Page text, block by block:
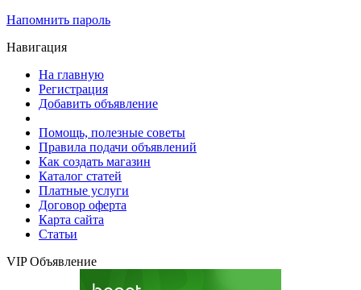
Напомнить пароль
Навигация
На главную
Регистрация
Добавить объявление
Помощь, полезные советы
Правила подачи объявлений
Как создать магазин
Каталог статей
Платные услуги
Договор оферта
Карта сайта
Статьи
VIP Объявление